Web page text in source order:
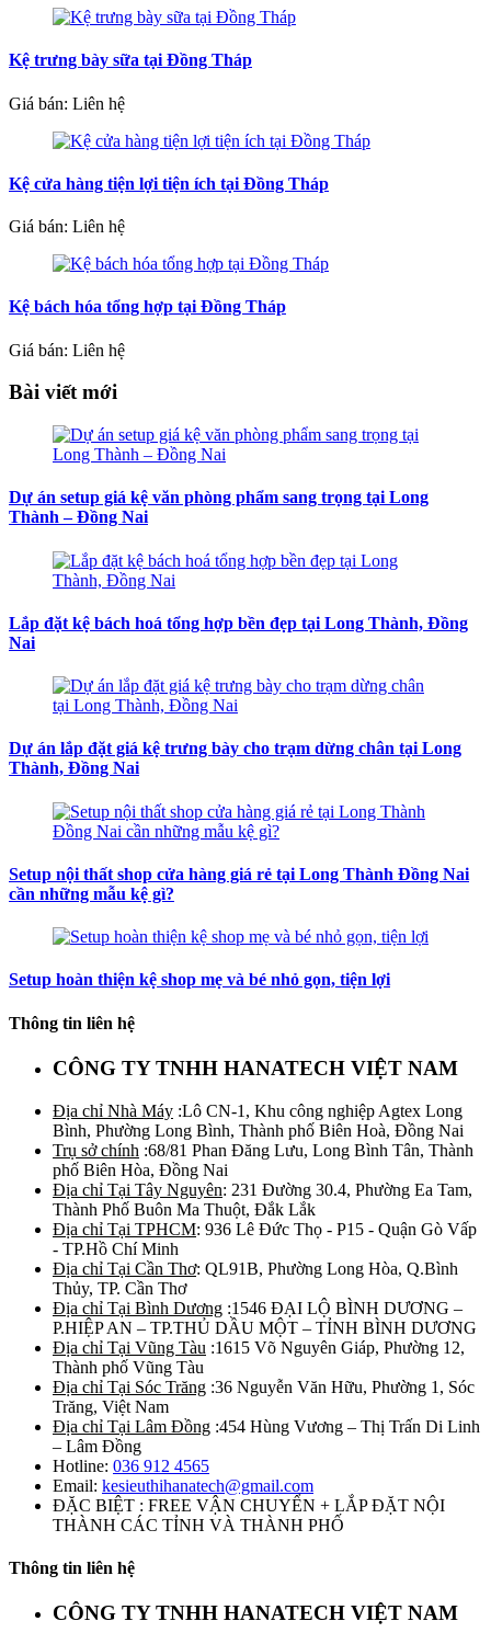
Kệ trưng bày sữa tại Đồng Tháp
Giá bán: Liên hệ
Kệ cửa hàng tiện lợi tiện ích tại Đồng Tháp
Giá bán: Liên hệ
Kệ bách hóa tổng hợp tại Đồng Tháp
Giá bán: Liên hệ
Bài viết mới
Dự án setup giá kệ văn phòng phẩm sang trọng tại Long
Thành – Đồng Nai
Lắp đặt kệ bách hoá tổng hợp bền đẹp tại Long Thành, Đồng
Nai
Dự án lắp đặt giá kệ trưng bày cho trạm dừng chân tại Long
Thành, Đồng Nai
Setup nội thất shop cửa hàng giá rẻ tại Long Thành Đồng Nai
cần những mẫu kệ gì?
Setup hoàn thiện kệ shop mẹ và bé nhỏ gọn, tiện lợi
Thông tin liên hệ
CÔNG TY TNHH HANATECH VIỆT NAM
Địa chỉ Nhà Máy :Lô CN-1, Khu công nghiệp Agtex Long
Bình, Phường Long Bình, Thành phố Biên Hoà, Đồng Nai
Trụ sở chính :68/81 Phan Đăng Lưu, Long Bình Tân, Thành
phố Biên Hòa, Đồng Nai
Địa chỉ Tại Tây Nguyên: 231 Đường 30.4, Phường Ea Tam,
Thành Phố Buôn Ma Thuột, Đắk Lắk
Địa chỉ Tại TPHCM: 936 Lê Đức Thọ - P15 - Quận Gò Vấp
- TP.Hồ Chí Minh
Địa chỉ Tại Cần Thơ: QL91B, Phường Long Hòa, Q.Bình
Thủy, TP. Cần Thơ
Địa chỉ Tại Bình Dương :1546 ĐẠI LỘ BÌNH DƯƠNG –
P.HIỆP AN – TP.THỦ DẦU MỘT – TỈNH BÌNH DƯƠNG
Địa chỉ Tại Vũng Tàu :1615 Võ Nguyên Giáp, Phường 12,
Thành phố Vũng Tàu
Địa chỉ Tại Sóc Trăng :36 Nguyễn Văn Hữu, Phường 1, Sóc
Trăng, Việt Nam
Địa chỉ Tại Lâm Đồng :454 Hùng Vương – Thị Trấn Di Linh
– Lâm Đồng
Hotline: 036 912 4565
Email: kesieuthihanatech@gmail.com
ĐẶC BIỆT : FREE VẬN CHUYỂN + LẮP ĐẶT NỘI
THÀNH CÁC TỈNH VÀ THÀNH PHỐ
Thông tin liên hệ
CÔNG TY TNHH HANATECH VIỆT NAM